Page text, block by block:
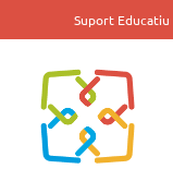
to
Suport Educatiu